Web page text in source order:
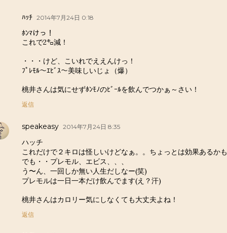
ﾊｯﾁ 2014年7月24日 0:18
ﾎﾝﾏけっ！
これで2㌔減！
・・・けど、こいれでええんけっ！
ﾌﾟﾚﾓﾙ～ｴﾋﾞｽ～美味しいじょ（爆）
桃井さんは気にせずﾎﾝﾓﾉのﾋﾞｰﾙを飲んでつかぁ～さい！
返信
speakeasy 2014年7月24日 8:35
ハッチ
これだけで２キロは怪しいけどなぁ。。ちょっとは効果あるか
でも・・プレモル、エビス、、、
う〜ん、一回しか無い人生だしなー(笑)
プレモルは一日一本だけ飲んでます(え？汗)
桃井さんはカロリー気にしなくても大丈夫よね！
返信